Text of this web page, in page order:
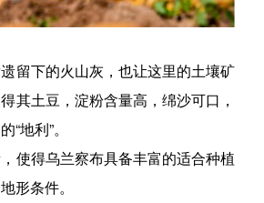
留下的火山灰，也让这里的土壤矿
其土豆，淀粉含量高，绵沙可口，
地利”。
使得乌兰察布具备丰富的适合种植
形条件。